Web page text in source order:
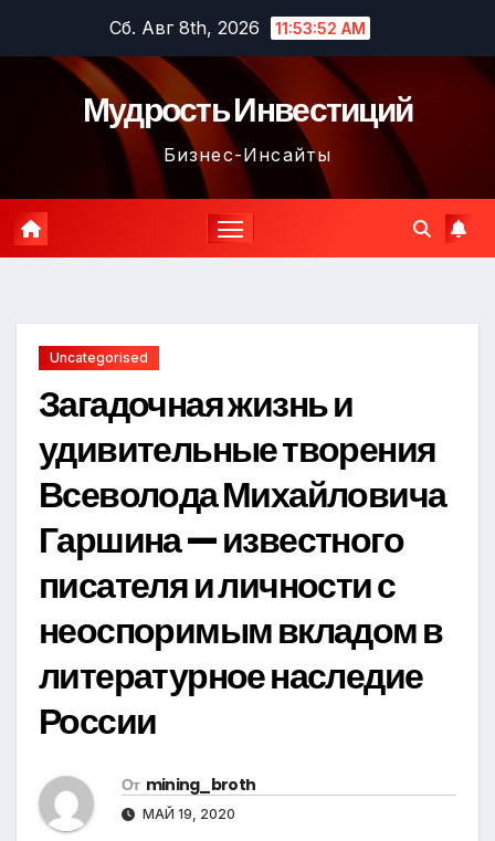
содержимому
Сб. Авг 8th, 2026 11:53:53 AM
Мудрость Инвестиций
Бизнес-Инсайты
Uncategorised
Загадочная жизнь и
удивительные творения
Всеволода Михайловича
Гаршина — известного
писателя и личности с
неоспоримым вкладом в
литературное наследие
России
От mining_broth
МАЙ 19, 2020